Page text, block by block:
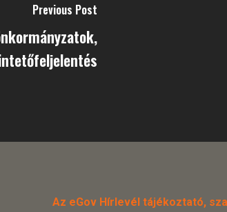
Previous Post
Az eGov Hírlevél tájékoztató,